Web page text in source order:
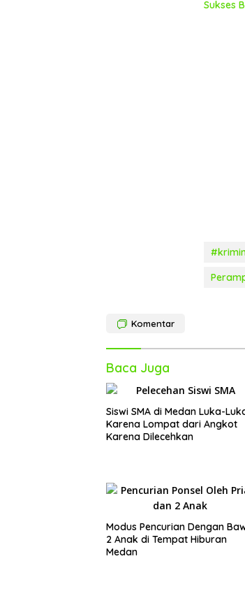
Sukses
Komentar
Baca Juga
Siswi SMA di Medan Luka-
Karena Lompat dari Angkot
Karena Dilecehkan
Modus Pencurian Dengan
2 Anak di Tempat Hiburan
Medan